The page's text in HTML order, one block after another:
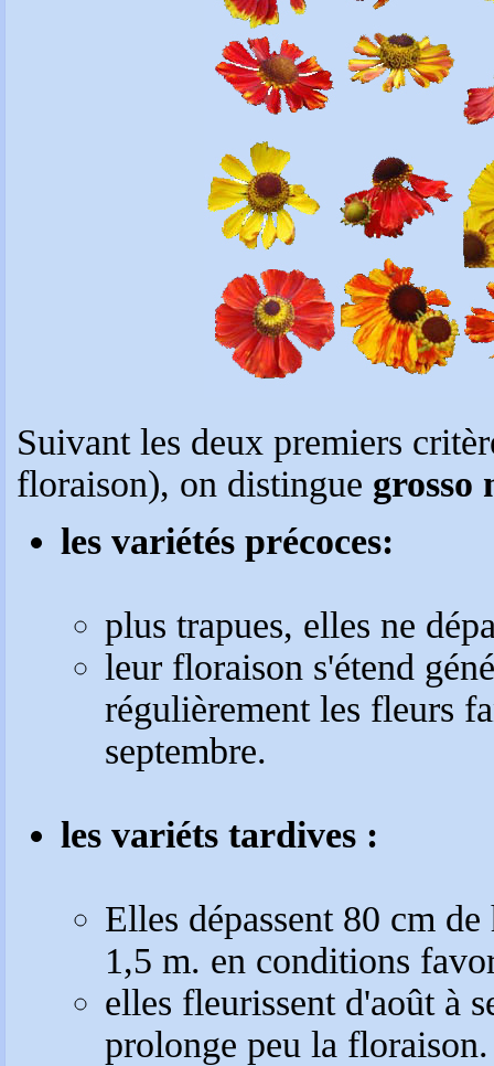
Suivant les deux premiers
floraison), on distingue grosso
les variétés précoces:
plus trapues, elles ne
leur floraison s'étend
régulièrement les fleurs
septembre.
les variéts tardives :
Elles dépassent 80 cm
1,5 m. en conditions
elles fleurissent d'août à
prolonge peu la floraison.